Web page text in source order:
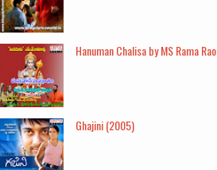
Hanuman Chalisa by MS Rama Rao
Ghajini (2005)